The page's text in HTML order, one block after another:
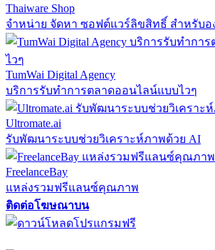
Thaiware Shop
จำหน่าย จัดหา ซอฟต์แวร์ลิขสิทธิ์ สำหรับอ
TumWai Digital Agency
บริการรับทำการตลาดออนไลน์แบบไวๆ
Ultromate.ai
รับพัฒนาระบบช่วยวิเคราะห์ภาพด้วย AI
FreelanceBay
แหล่งรวมฟรีแลนซ์คุณภาพ
ติดต่อโฆษณาบน